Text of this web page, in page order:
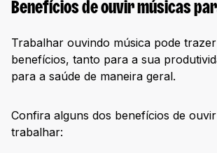
Benefícios de ouvir músicas
Trabalhar ouvindo música pode
benefícios, tanto para a sua
para a saúde de maneira geral.
Confira alguns dos benefícios de
trabalhar: